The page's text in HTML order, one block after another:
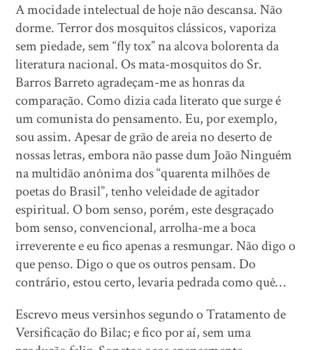
A mocidade intelectual de hoje não descansa. Não
dorme. Terror dos mosquitos clássicos, vaporiza
sem piedade, sem “fly tox” na alcova bolorenta da
literatura nacional. Os mata-mosquitos do Sr.
Barros Barreto agradeçam-me as honras da
comparação. Como dizia cada literato que surge é
um comunista do pensamento. Eu, por exemplo,
sou assim. Apesar de grão de areia no deserto de
nossas letras, embora não passe dum João Ninguém
na multidão anônima dos “quarenta milhões de
poetas do Brasil”, tenho veleidade de agitador
espiritual. O bom senso, porém, este desgraçado
bom senso, convencional, arrolha-me a boca
irreverente e eu fico apenas a resmungar. Não digo o
que penso. Digo o que os outros pensam. Do
contrário, estou certo, levaria pedrada como quê…
Escrevo meus versinhos segundo o Tratamento de
Versificação do Bilac; e fico por aí, sem uma